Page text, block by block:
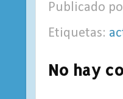
Publicado
Etiquetas:
No hay